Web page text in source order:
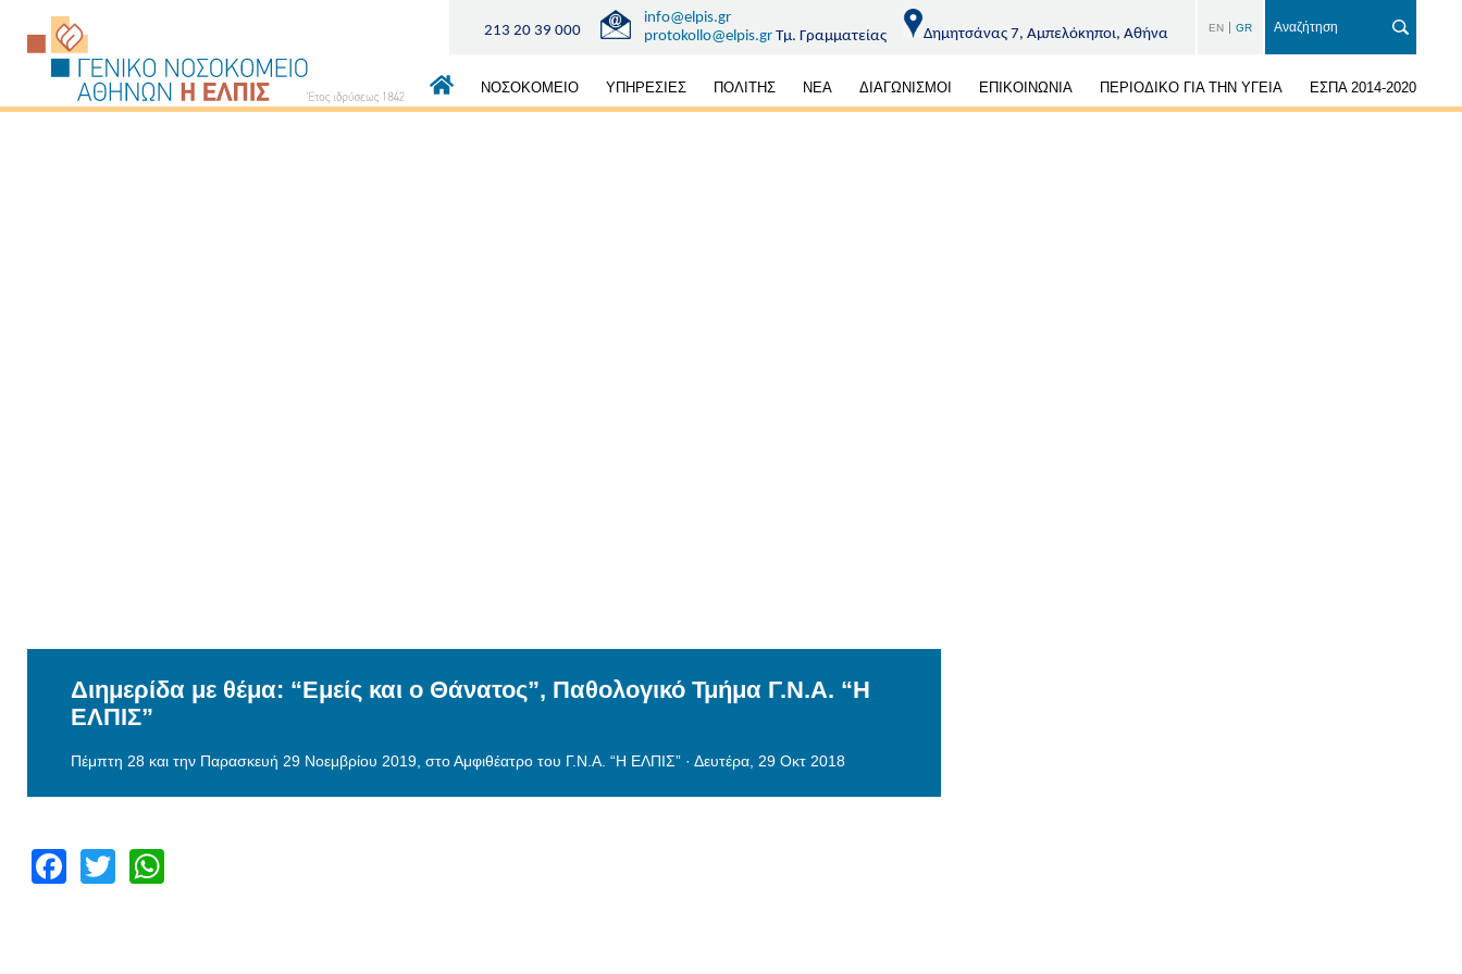
213 20 39 000
info@elpis.gr
protokollo@elpis.gr Τμ. Γραμματείας Δημητσάνας 7, Αμπελόκηποι, Αθήνα EN GR
Κεντρική
πλοήγηση
ΝΟΣΟΚΟΜΕΙΟ ΥΠΗΡΕΣΙΕΣ ΠΟΛΙΤΗΣ ΝΕΑ ΔΙΑΓΩΝΙΣΜΟΙ ΕΠΙΚΟΙΝΩΝΙΑ ΠΕΡΙΟΔΙΚΟ ΓΙΑ ΤΗΝ ΥΓΕΙΑ ΕΣΠΑ 2014-2020
Διημερίδα με θέμα: “Εμείς και ο Θάνατος”, Παθολογικό Τμήμα Γ.Ν.Α. “Η
ΕΛΠΙΣ”
Πέμπτη 28 και την Παρασκευή 29 Νοεμβρίου 2019, στο Αμφιθέατρο του Γ.Ν.Α. “Η ΕΛΠΙΣ” · Δευτέρα, 29 Οκτ 2018
Facebook
Twitter